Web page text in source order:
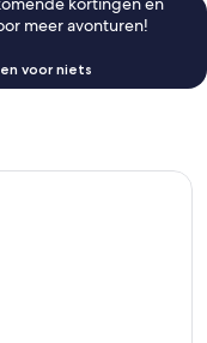
meer avonturen!
voor niets